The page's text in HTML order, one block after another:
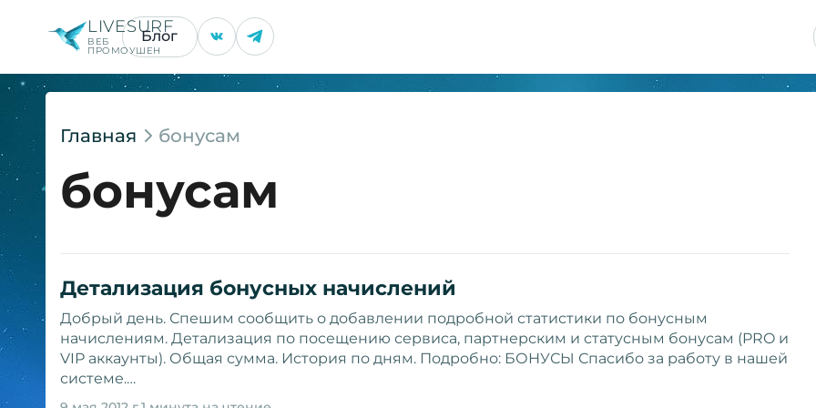
LIVESURF
ВЕБ
ПРОМОУШЕН
Блог
Главная бонусам
бонусам
Детализация бонусных начислений
Добрый день. Спешим сообщить о добавлении подробной статистики по бонусным
начислениям. Детализация по посещению сервиса, партнерским и статусным бонусам (PRO и
VIP аккаунты). Общая сумма. История по дням. Подробно: БОНУСЫ Спасибо за работу в нашей
системе.…